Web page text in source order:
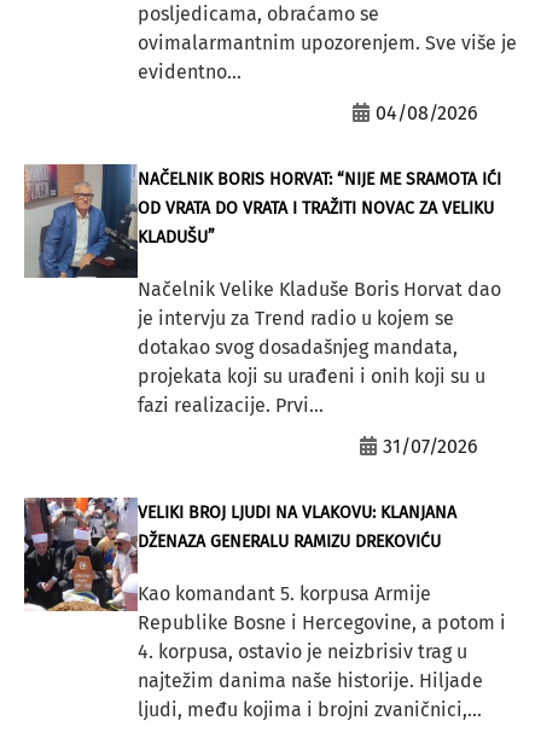
posljedicama, obraćamo se
ovimalarmantnim upozorenjem. Sve više je
evidentno...
04/08/2026
NAČELNIK BORIS HORVAT: “NIJE ME SRAMOTA IĆI
OD VRATA DO VRATA I TRAŽITI NOVAC ZA VELIKU
KLADUŠU”
Načelnik Velike Kladuše Boris Horvat dao
je intervju za Trend radio u kojem se
dotakao svog dosadašnjeg mandata,
projekata koji su urađeni i onih koji su u
fazi realizacije. Prvi...
31/07/2026
VELIKI BROJ LJUDI NA VLAKOVU: KLANJANA
DŽENAZA GENERALU RAMIZU DREKOVIĆU
Kao komandant 5. korpusa Armije
Republike Bosne i Hercegovine, a potom i
4. korpusa, ostavio je neizbrisiv trag u
najtežim danima naše historije. Hiljade
ljudi, među kojima i brojni zvaničnici,...